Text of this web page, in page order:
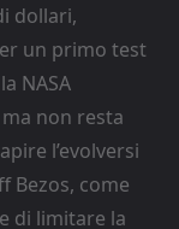
dollari,
un primo test
NASA
non resta
l’evolversi
Bezos, come
di limitare la